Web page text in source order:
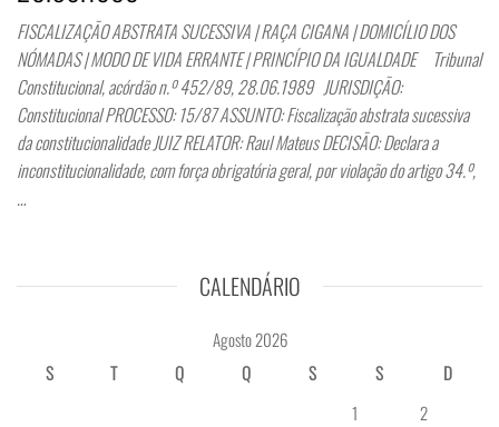
FISCALIZAÇÃO ABSTRATA SUCESSIVA | RAÇA CIGANA | DOMICÍLIO DOS
NÓMADAS | MODO DE VIDA ERRANTE | PRINCÍPIO DA IGUALDADE Tribunal
Constitucional, acórdão n.º 452/89, 28.06.1989 JURISDIÇÃO:
Constitucional PROCESSO: 15/87 ASSUNTO: Fiscalização abstrata sucessiva
da constitucionalidade JUIZ RELATOR: Raul Mateus DECISÃO: Declara a
inconstitucionalidade, com força obrigatória geral, por violação do artigo 34.º,
…
CALENDÁRIO
Agosto 2026
S
T Q Q S S
D
1
2